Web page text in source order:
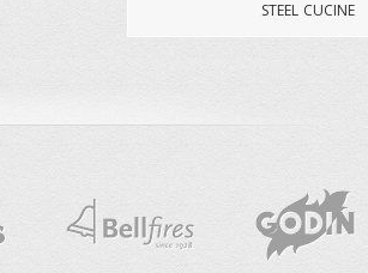
STEEL CUCINE